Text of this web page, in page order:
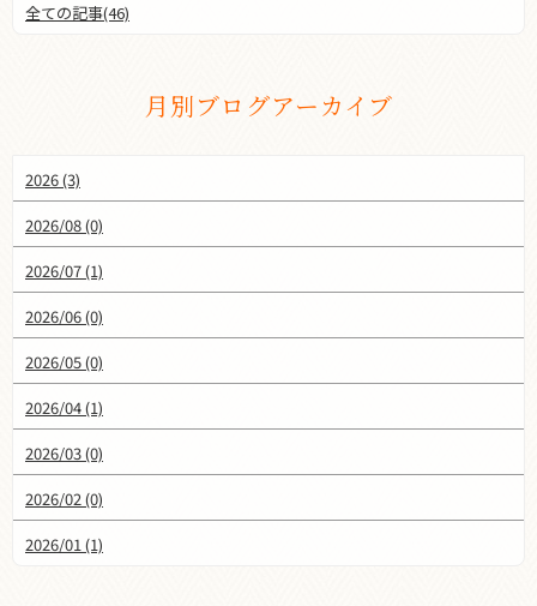
全ての記事(46)
月別ブログアーカイブ
2026 (3)
2026/08 (0)
2026/07 (1)
2026/06 (0)
2026/05 (0)
2026/04 (1)
2026/03 (0)
2026/02 (0)
2026/01 (1)